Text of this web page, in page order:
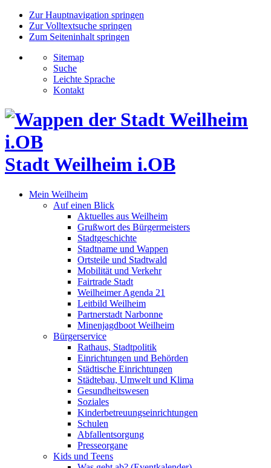
Zur Hauptnavigation springen
Zur Volltextsuche springen
Zum Seiteninhalt springen
Sitemap
Suche
Leichte Sprache
Kontakt
Stadt Weilheim i.OB
Mein Weilheim
Auf einen Blick
Aktuelles aus Weilheim
Grußwort des Bürgermeisters
Stadtgeschichte
Stadtname und Wappen
Ortsteile und Stadtwald
Mobilität und Verkehr
Fairtrade Stadt
Weilheimer Agenda 21
Leitbild Weilheim
Partnerstadt Narbonne
Minenjagdboot Weilheim
Bürgerservice
Rathaus, Stadtpolitik
Einrichtungen und Behörden
Städtische Einrichtungen
Städtebau, Umwelt und Klima
Gesundheitswesen
Soziales
Kinderbetreuungseinrichtungen
Schulen
Abfallentsorgung
Presseorgane
Kids und Teens